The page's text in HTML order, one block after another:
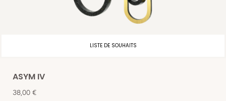
LISTE DE SOUHAITS
ASYM IV
Prix
38,00 €